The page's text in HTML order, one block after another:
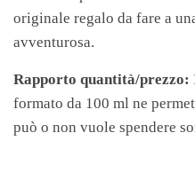
originale regalo da fare a
avventurosa.
Rapporto quantità/prezzo:
formato da 100 ml ne
può o non vuole spendere